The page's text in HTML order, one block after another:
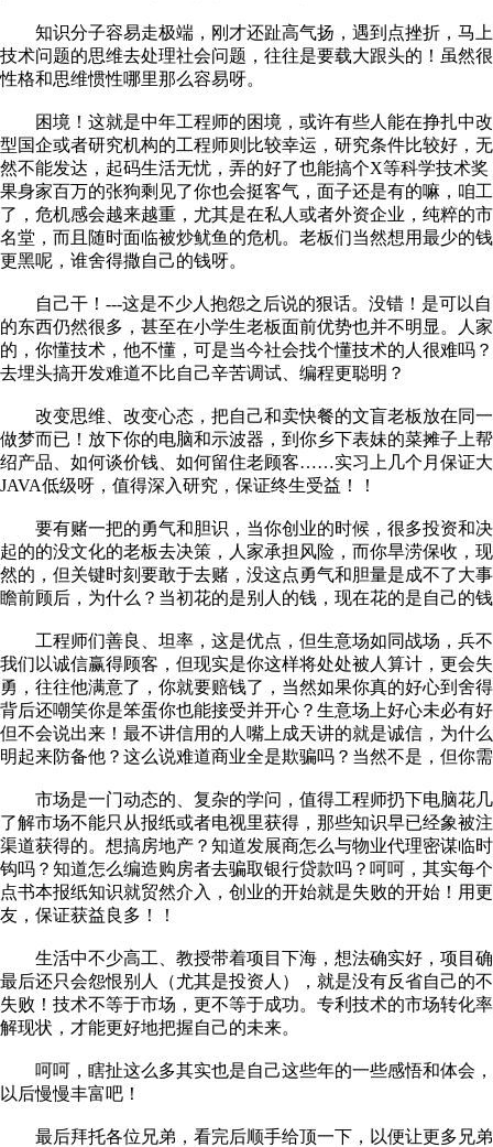
知识分子容易走极端，刚才还趾高气扬，遇到点挫折，马
技术问题的思维去处理社会问题，往往是要载大跟头的！虽然
性格和思维惯性哪里那么容易呀。
困境！这就是中年工程师的困境，或许有些人能在挣扎中
型国企或者研究机构的工程师则比较幸运，研究条件比较好，
然不能发达，起码生活无忧，弄的好了也能搞个X等科学技术
果身家百万的张狗剩见了你也会挺客气，面子还是有的嘛，咱
了，危机感会越来越重，尤其是在私人或者外资企业，纯粹的
名堂，而且随时面临被炒鱿鱼的危机。老板们当然想用最少的
更黑呢，谁舍得撒自己的钱呀。
自己干！---这是不少人抱怨之后说的狠话。没错！是可以
的东西仍然很多，甚至在小学生老板面前优势也并不明显。人
的，你懂技术，他不懂，可是当今社会找个懂技术的人很难吗
去埋头搞开发难道不比自己辛苦调试、编程更聪明？
改变思维、改变心态，把自己和卖快餐的文盲老板放在同
做梦而已！放下你的电脑和示波器，到你乡下表妹的菜摊子上
绍产品、如何谈价钱、如何留住老顾客……实习上几个月保证
JAVA低级呀，值得深入研究，保证终生受益！！
要有赌一把的勇气和胆识，当你创业的时候，很多投资和
起的的没文化的老板去决策，人家承担风险，而你旱涝保收，
然的，但关键时刻要敢于去赌，没这点勇气和胆量是成不了大
瞻前顾后，为什么？当初花的是别人的钱，现在花的是自己的
工程师们善良、坦率，这是优点，但生意场如同战场，兵
我们以诚信赢得顾客，但现实是你这样将处处被人算计，更会
勇，往往他满意了，你就要赔钱了，当然如果你真的好心到舍
背后还嘲笑你是笨蛋你也能接受并开心？生意场上好心未必有
但不会说出来！最不讲信用的人嘴上成天讲的就是诚信，为什
明起来防备他？这么说难道商业全是欺骗吗？当然不是，但你
市场是一门动态的、复杂的学问，值得工程师扔下电脑花
了解市场不能只从报纸或者电视里获得，那些知识早已经象被
渠道获得的。想搞房地产？知道发展商怎么与物业代理密谋临
钩吗？知道怎么编造购房者去骗取银行贷款吗？呵呵，其实每
点书本报纸知识就贸然介入，创业的开始就是失败的开始！用
友，保证获益良多！！
生活中不少高工、教授带着项目下海，想法确实好，项目
最后还只会怨恨别人（尤其是投资人），就是没有反省自己的
失败！技术不等于市场，更不等于成功。专利技术的市场转化
解现状，才能更好地把握自己的未来。
呵呵，瞎扯这么多其实也是自己这些年的一些感悟和体会
以后慢慢丰富吧！
最后拜托各位兄弟，看完后顺手给顶一下，以便让更多兄